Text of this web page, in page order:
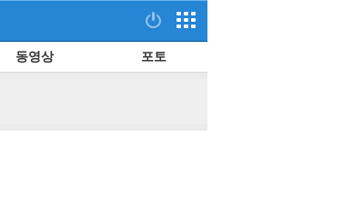
동영상 포토